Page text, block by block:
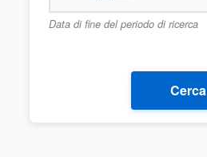
Data di fine del periodo di ricerca
Cerca